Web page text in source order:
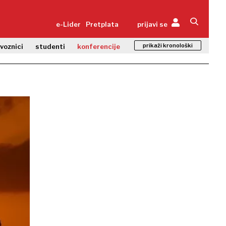
e-Lider Pretplata prijavi se
studenti konferencije prikaži kronološki